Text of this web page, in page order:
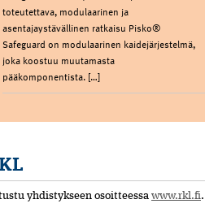
toteutettava, modulaarinen ja
asentajaystävällinen ratkaisu Pisko®
Safeguard on modulaarinen kaidejärjestelmä,
joka koostuu muutamasta
pääkomponentista. […]
yhdistykseen osoitteessa www.rkl.fi.